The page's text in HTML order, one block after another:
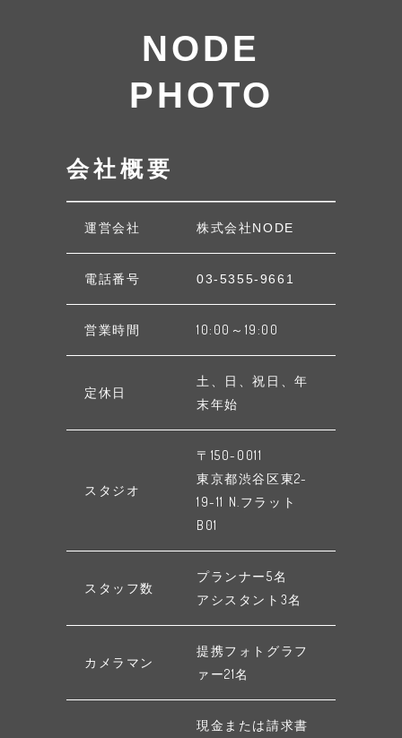
NODE
PHOTO
会社概要
運営会社 株式会社NODE
電話番号 03-5355-9661
営業時間 10:00～19:00
定休日
土、日、祝日、年
末年始
スタジオ
〒150-0011
東京都渋谷区東2-
19-11 N.フラット
B01
スタッフ数
プランナー5名
アシスタント3名
カメラマン
提携フォトグラフ
ァー21名
現金または請求書